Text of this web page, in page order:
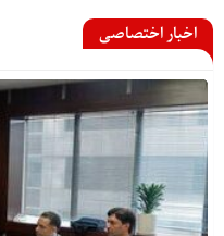
اخبار اختصاصی